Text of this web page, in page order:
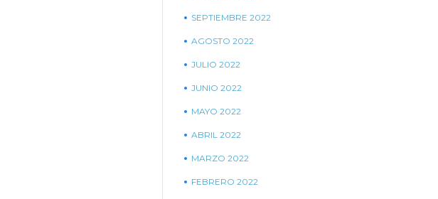
SEPTIEMBRE 2022
AGOSTO 2022
JULIO 2022
JUNIO 2022
MAYO 2022
ABRIL 2022
MARZO 2022
FEBRERO 2022